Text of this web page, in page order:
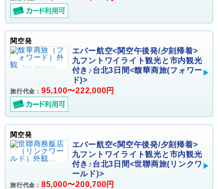
関空発
エバー航空<関空午後発/夕刻帰着>
九フントワイライト観光と市内観光
付き♪台北3日間<馥華商旅(フォワー
ド)>
旅行代金： 95,100〜222,000円
関空発
エバー航空<関空午後発/夕刻帰着>
九フントワイライト観光と市内観光
付き♪台北3日間<世聯商旅(リンクワ
ールド)>
旅行代金： 85,000〜200,700円